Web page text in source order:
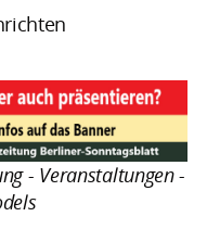
- Veranstaltungen -